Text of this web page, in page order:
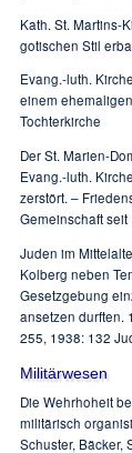
Kath. St. Martins-
gotischen Stil
Evang.-luth.
einem
Tochterkirche
Der St. Marien-
Evang.-luth.
zerstört. –
Gemeinschaft seit
Juden im
Kolberg neben
Gesetzgebung
ansetzen durften.
255, 1938: 132
Militärwesen
Die Wehrhoheit
militärisch
Schuster, Bäcker,